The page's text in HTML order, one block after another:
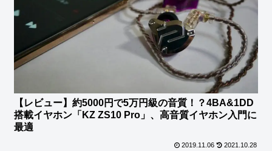
【レビュー】約5000円で5万円級の音質！？4BA&1DD
搭載イヤホン「KZ ZS10 Pro」、高音質イヤホン入門に
最適
2019.11.06 2021.10.28